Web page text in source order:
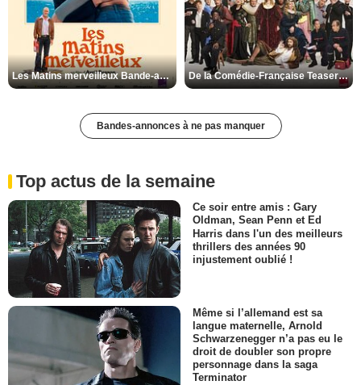
Les Matins merveilleux Bande-annonce VF De la Comédie-Française Teaser VF
Bandes-annonces à ne pas manquer
Top actus de la semaine
Ce soir entre amis : Gary
Oldman, Sean Penn et Ed
Harris dans l'un des meilleurs
thrillers des années 90
injustement oublié !
Même si l’allemand est sa
langue maternelle, Arnold
Schwarzenegger n’a pas eu le
droit de doubler son propre
personnage dans la saga
Terminator